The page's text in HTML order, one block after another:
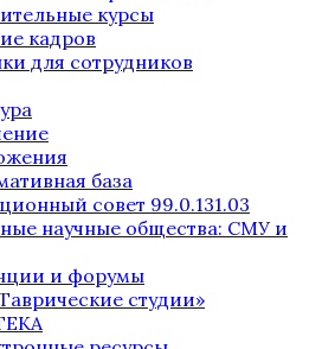
курсы
кадров
для сотрудников
база
совет 99.0.131.03
научные общества: СМУ и
и форумы
студии»